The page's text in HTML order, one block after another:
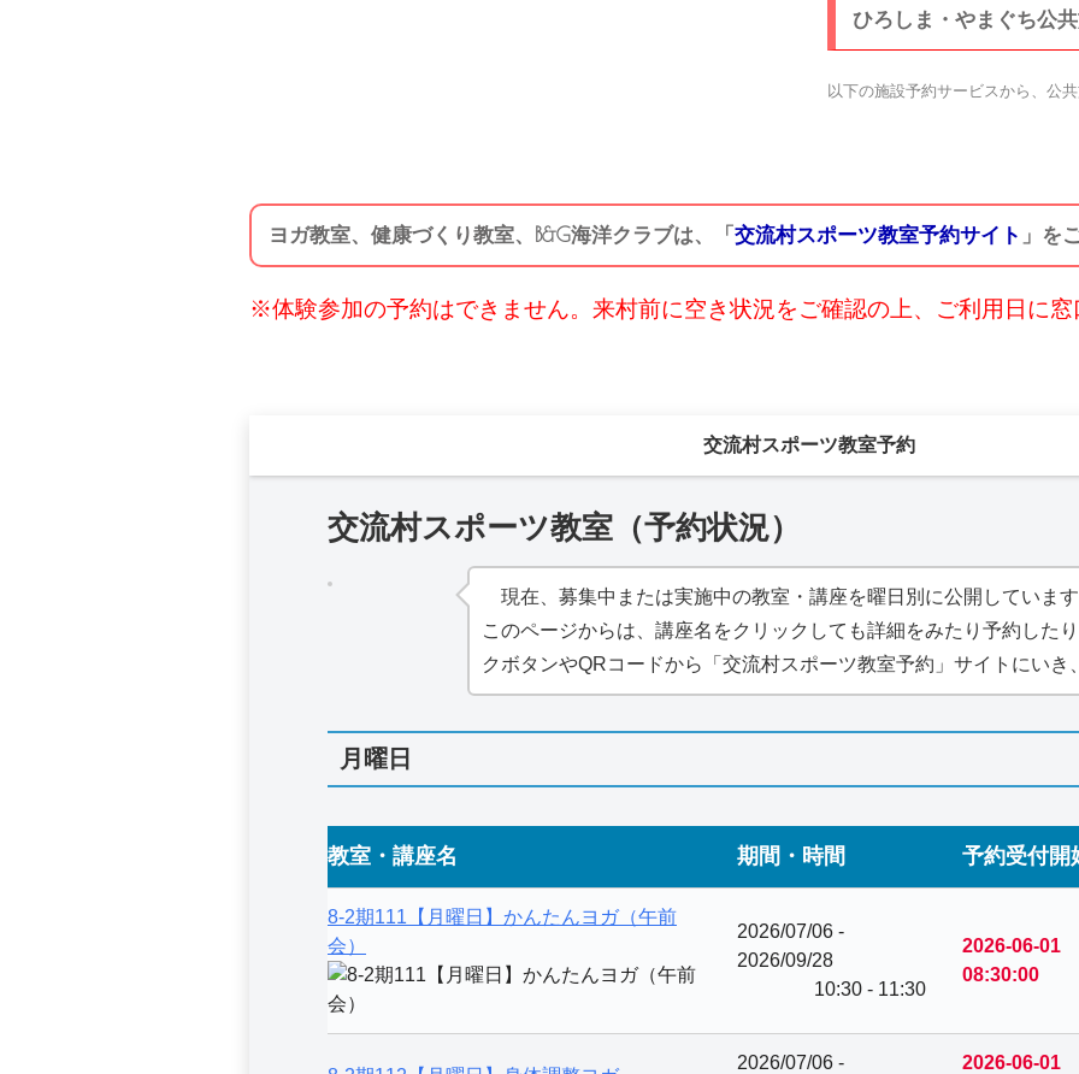
ひろしま・やまぐち公
以下の施設予約サービスから、公
ヨガ教室、健康づくり教室、B&G海洋クラブは、「 交流村スポーツ教室予約サイト 」を
※体験参加の予約はできません。来村前に空き状況をご確認の上、ご利用日に